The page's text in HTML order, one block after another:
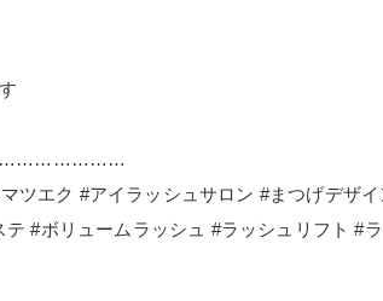
ツエク #アイラッシュサロン #まつげデザ
#ボリュームラッシュ #ラッシュリフト